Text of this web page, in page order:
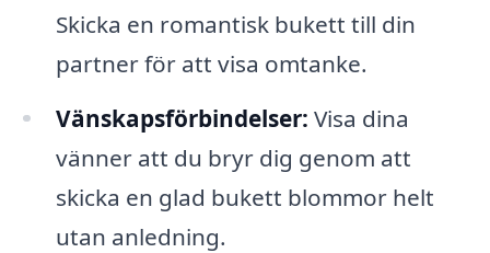
Skicka en romantisk bukett till din
partner för att visa omtanke.
Vänskapsförbindelser: Visa dina
vänner att du bryr dig genom att
skicka en glad bukett blommor helt
utan anledning.